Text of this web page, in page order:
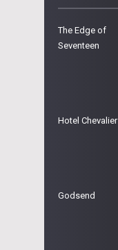
The Edge of
Seventeen
Hotel Chevalier
Godsend